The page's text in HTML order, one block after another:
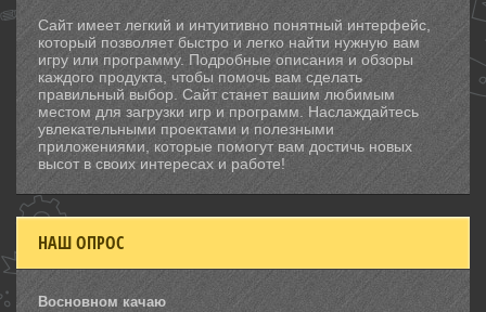
Сайт имеет легкий и интуитивно понятный интерфейс,
который позволяет быстро и легко найти нужную вам
игру или программу. Подробные описания и обзоры
каждого продукта, чтобы помочь вам сделать
правильный выбор. Сайт станет вашим любимым
местом для загрузки игр и программ. Наслаждайтесь
увлекательными проектами и полезными
приложениями, которые помогут вам достичь новых
высот в своих интересах и работе!
НАШ ОПРОС
Восновном качаю